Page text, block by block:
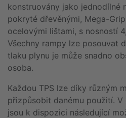
konstruovány jako jednodílné
pokryté dřevěnými, Mega-
ocelovými lištami, s nosností
Všechny rampy lze posouvat
tlaku plynu je může snadno
osoba.
Každou TPS lze díky různým
přizpůsobit danému použití.
jsou k dispozici následující